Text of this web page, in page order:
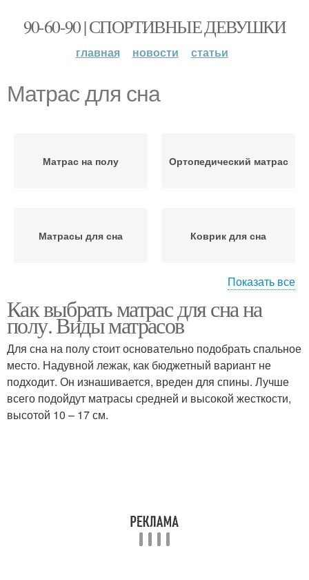
90-60-90 | СПОРТИВНЫЕ ДЕВУШКИ
главная новости статьи
Матрас для сна
Матрас на полу Ортопедический матрас
Матрасы для сна Коврик для сна
Сон на полу Комфортный сон
Высокий матрас Матрас вместо кровати
Показать все
Как выбрать матрас для сна на
полу. Виды матрасов
Для сна на полу стоит основательно подобрать спальное
место. Надувной лежак, как бюджетный вариант не
подходит. Он изнашивается, вреден для спины. Лучше
всего подойдут матрасы средней и высокой жесткости,
высотой 10 – 17 см.